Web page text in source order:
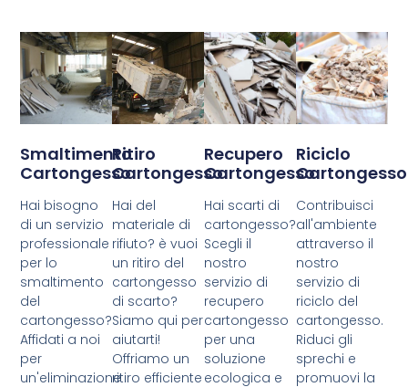
Smaltimento
Cartongesso
Hai bisogno
di un servizio
professionale
per lo
smaltimento
del
cartongesso?
Affidati a noi
per
un'eliminazione
Ritiro
Cartongesso
Hai del
materiale di
rifiuto? è vuoi
un ritiro del
cartongesso
di scarto?
Siamo qui per
aiutarti!
Offriamo un
ritiro efficiente
Recupero
Cartongesso
Hai scarti di
cartongesso?
Scegli il
nostro
servizio di
recupero
cartongesso
per una
soluzione
ecologica e
Riciclo
Cartongesso
Contribuisci
all'ambiente
attraverso il
nostro
servizio di
riciclo del
cartongesso.
Riduci gli
sprechi e
promuovi la